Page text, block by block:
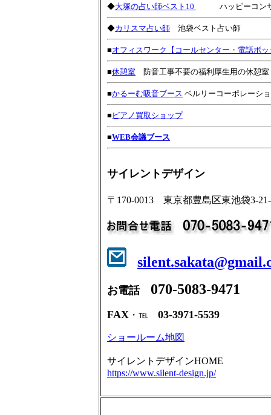
◆大塚の占い師ベスト10 ハッピーコンサ
◆カリスマ占い師 池袋ベスト占い師
■オフィスワーク【コールセンター・電話ボ
■休憩室 防音工事不要の福利厚生用の休憩
■かるーむ吸音ブース ベルリーコーポレーシ
■ ピアノ買取ショップ
■WEB会議ブース
サイレントデザイン
〒170-0013 東京都豊島区東池袋3-
お電話 070-5083-9471
FAX ・℡ 03-3971-5539
ショールーム地図
サイレントデザインHOME
https://www.silent-design.jp/